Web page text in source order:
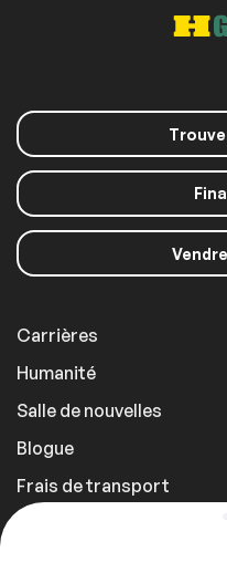
Vendre
Carrières
Humanité
Salle de nouvelles
Blogue
Frais de transport